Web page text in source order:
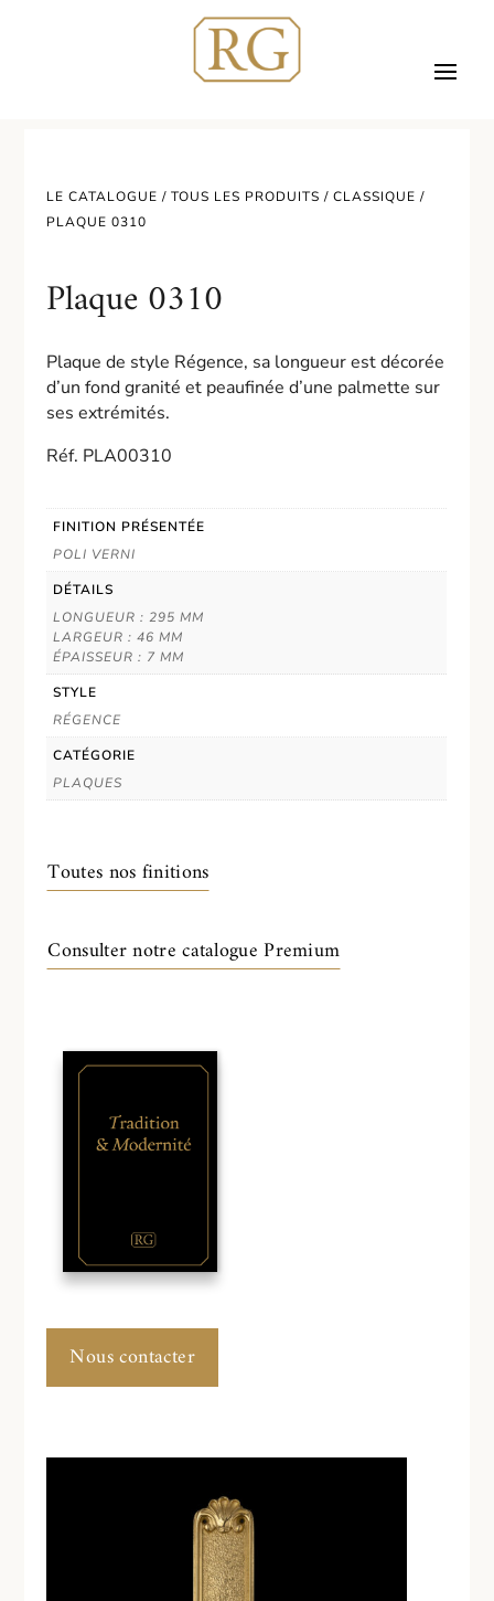
LE CATALOGUE /TOUS LES PRODUITS /CLASSIQUE /
PLAQUE 0310
Plaque 0310
Plaque de style Régence, sa longueur est décorée
d’un fond granité et peaufinée d’une palmette sur
ses extrémités.
Réf. PLA00310
FINITION PRÉSENTÉE
POLI VERNI
DÉTAILS
LONGUEUR : 295 MM
LARGEUR : 46 MM
ÉPAISSEUR : 7 MM
STYLE
RÉGENCE
CATÉGORIE
PLAQUES
Toutes nos finitions
Consulter notre catalogue Premium
Nous contacter